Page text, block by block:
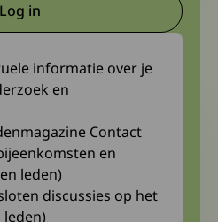
bij Spierziekten
Log inDeze link gaat naar een
informatie over je
en
Contact
en
leden)
discussies op het
leden)